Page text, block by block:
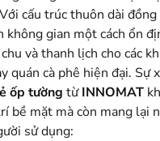
cấu trúc thuôn dài đồng
không gian một cách ổn
và thanh lịch cho các
quán cà phê hiện đại. Sự
ốp tường từINNOMAT
bề mặt mà còn mang lại
sử dụng: